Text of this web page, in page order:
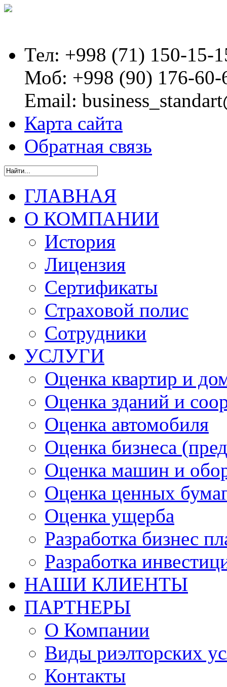
Тел: +998 (71) 150-15-
Моб: +998 (90) 176-60-
Email:
Карта сайта
Обратная связь
ГЛАВНАЯ
О КОМПАНИИ
История
Лицензия
Сертификаты
Страховой полис
Сотрудники
УСЛУГИ
Оценка квартир и
Оценка зданий и
Оценка автомобиля
Оценка бизнеса
Оценка машин и
Оценка ценных
Оценка ущерба
Разработка бизнес
Разработка
НАШИ КЛИЕНТЫ
ПАРТНЕРЫ
О Компании
Виды риэлторских
Контакты